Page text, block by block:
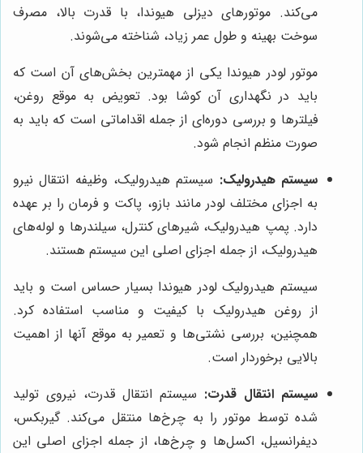
می‌کند. موتورهای دیزلی هیوندا، با قدرت بالا، مصرف
سوخت بهینه و طول عمر زیاد، شناخته می‌شوند.
موتور لودر هیوندا یکی از مهمترین بخش‌های آن است که
باید در نگهداری آن کوشا بود. تعویض به موقع روغن،
فیلترها و بررسی دوره‌ای از جمله اقداماتی است که باید به
صورت منظم انجام شود.
سیستم هیدرولیک: سیستم هیدرولیک، وظیفه انتقال نیرو
به اجزای مختلف لودر مانند بازو، پاکت و فرمان را بر عهده
دارد. پمپ هیدرولیک، شیرهای کنترل، سیلندرها و لوله‌های
هیدرولیک، از جمله اجزای اصلی این سیستم هستند.
سیستم هیدرولیک لودر هیوندا بسیار حساس است و باید
از روغن هیدرولیک با کیفیت و مناسب استفاده کرد.
همچنین، بررسی نشتی‌ها و تعمیر به موقع آنها از اهمیت
بالایی برخوردار است.
سیستم انتقال قدرت: سیستم انتقال قدرت، نیروی تولید
شده توسط موتور را به چرخ‌ها منتقل می‌کند. گیربکس،
دیفرانسیل، اکسل‌ها و چرخ‌ها، از جمله اجزای اصلی این